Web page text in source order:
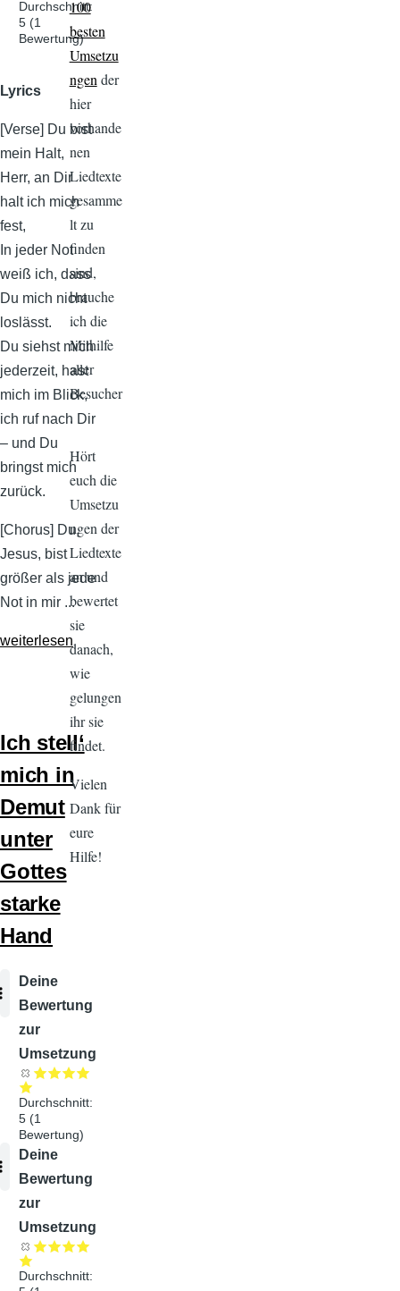
Durchschnitt:
5 (1
Bewertung)
Lyrics
[Verse] Du bist
mein Halt,
Herr, an Dir
halt ich mich
fest,
In jeder Not
weiß ich, dass
Du mich nicht
loslässt.
Du siehst mich
jederzeit, hast
mich im Blick,
ich ruf nach Dir
– und Du
bringst mich
zurück.
[Chorus] Du,
Jesus, bist
größer als jede
Not in mir ...
weiterlesen
Ich stell‘
mich in
Demut
unter
Gottes
starke
Hand
Audiodatei
Deine
Bewertung
zur
Umsetzung
Durchschnitt:
5 (1
Bewertung)
Audiodatei
Deine
Bewertung
zur
Umsetzung
Durchschnitt:
100
besten
Umsetzu
ngender
hier
vorhande
nen
Liedtexte
gesamme
lt zu
finden
sind,
brauche
ich die
Mithilfe
aller
Besucher
.
Hört
euch die
Umsetzu
ngen der
Liedtexte
an und
bewertet
sie
danach,
wie
gelungen
ihr sie
findet.
Vielen
Dank für
eure
Hilfe!